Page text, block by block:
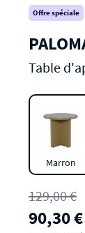
Offre spéciale
Table
Marron
129,00 €
90,30 €